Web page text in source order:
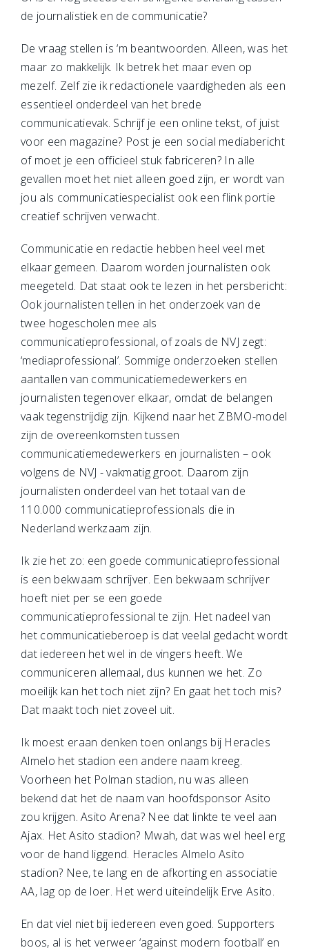
de journalistiek en de communicatie?
De vraag stellen is ‘m beantwoorden. Alleen, was het
maar zo makkelijk. Ik betrek het maar even op
mezelf. Zelf zie ik redactionele vaardigheden als een
essentieel onderdeel van het brede
communicatievak. Schrijf je een online tekst, of juist
voor een magazine? Post je een social mediabericht
of moet je een officieel stuk fabriceren? In alle
gevallen moet het niet alleen goed zijn, er wordt van
jou als communicatiespecialist ook een flink portie
creatief schrijven verwacht.
Communicatie en redactie hebben heel veel met
elkaar gemeen. Daarom worden journalisten ook
meegeteld. Dat staat ook te lezen in het persbericht:
Ook journalisten tellen in het onderzoek van de
twee hogescholen mee als
communicatieprofessional, of zoals de NVJ zegt:
‘mediaprofessional’. Sommige onderzoeken stellen
aantallen van communicatiemedewerkers en
journalisten tegenover elkaar, omdat de belangen
vaak tegenstrijdig zijn. Kijkend naar het ZBMO-model
zijn de overeenkomsten tussen
communicatiemedewerkers en journalisten – ook
volgens de NVJ - vakmatig groot. Daarom zijn
journalisten onderdeel van het totaal van de
110.000 communicatieprofessionals die in
Nederland werkzaam zijn.
Ik zie het zo: een goede communicatieprofessional
is een bekwaam schrijver. Een bekwaam schrijver
hoeft niet per se een goede
communicatieprofessional te zijn. Het nadeel van
het communicatieberoep is dat veelal gedacht wordt
dat iedereen het wel in de vingers heeft. We
communiceren allemaal, dus kunnen we het. Zo
moeilijk kan het toch niet zijn? En gaat het toch mis?
Dat maakt toch niet zoveel uit.
Ik moest eraan denken toen onlangs bij Heracles
Almelo het stadion een andere naam kreeg.
Voorheen het Polman stadion, nu was alleen
bekend dat het de naam van hoofdsponsor Asito
zou krijgen. Asito Arena? Nee dat linkte te veel aan
Ajax. Het Asito stadion? Mwah, dat was wel heel erg
voor de hand liggend. Heracles Almelo Asito
stadion? Nee, te lang en de afkorting en associatie
AA, lag op de loer. Het werd uiteindelijk Erve Asito.
En dat viel niet bij iedereen even goed. Supporters
boos, al is het verweer ‘against modern football’ en